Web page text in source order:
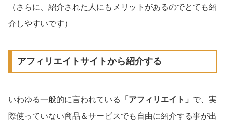
（さらに、紹介された人にもメリットがあるのでとても紹
介しやすいです）
アフィリエイトサイトから紹介する
いわゆる一般的に言われている 「アフィリエイト」 で、実
際使っていない商品＆サービスでも自由に紹介する事が出